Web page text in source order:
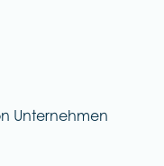
Unternehmen